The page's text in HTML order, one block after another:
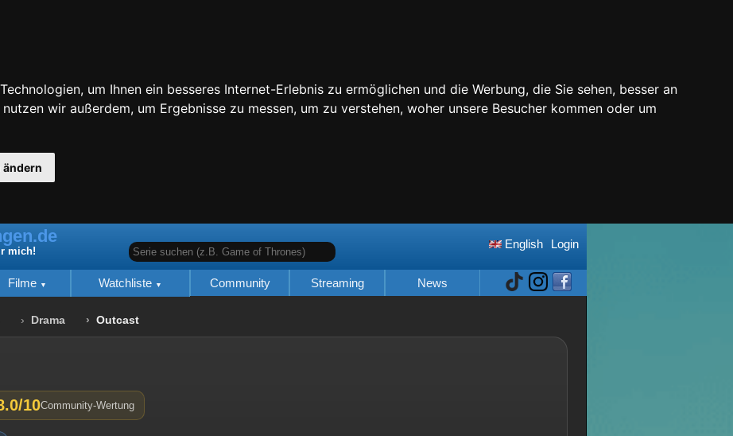
um Ihnen ein besseres Internet-Erlebnis zu ermöglichen und die Werbung, die Sie sehen, besser an
wir außerdem, um Ergebnisse zu messen, um zu verstehen, woher unsere Besucher kommen oder um
ändern
Login
English
Serie suchen (z.B. Game of Thrones)
mich!
Filme Watchliste Community Streaming News
Drama Outcast
10Community-Wertung